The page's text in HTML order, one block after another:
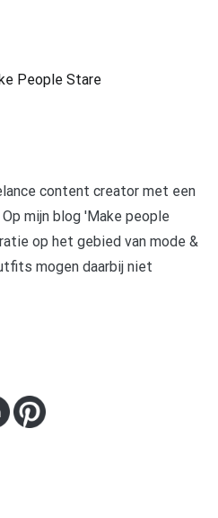
content creator met een
mijn blog 'Make people
op het gebied van mode &
mogen daarbij niet